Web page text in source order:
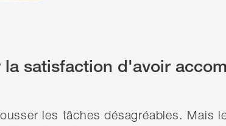
satisfaction d'avoir
les tâches désagréables. Mais